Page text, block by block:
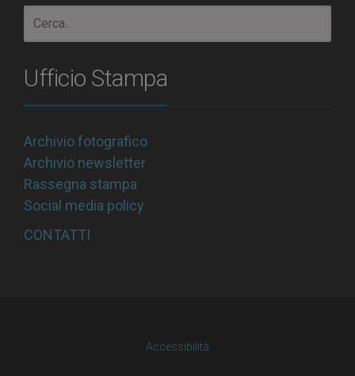
Ufficio Stampa
Archivio fotografico
Archivio newsletter
Rassegna stampa
Social media policy
CONTATTI
Accessibilità